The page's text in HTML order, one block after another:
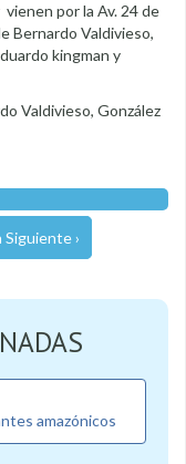
por la Av. 24 de
Bernardo Valdivieso,
kingman y
Valdivieso, González
›
amazónicos